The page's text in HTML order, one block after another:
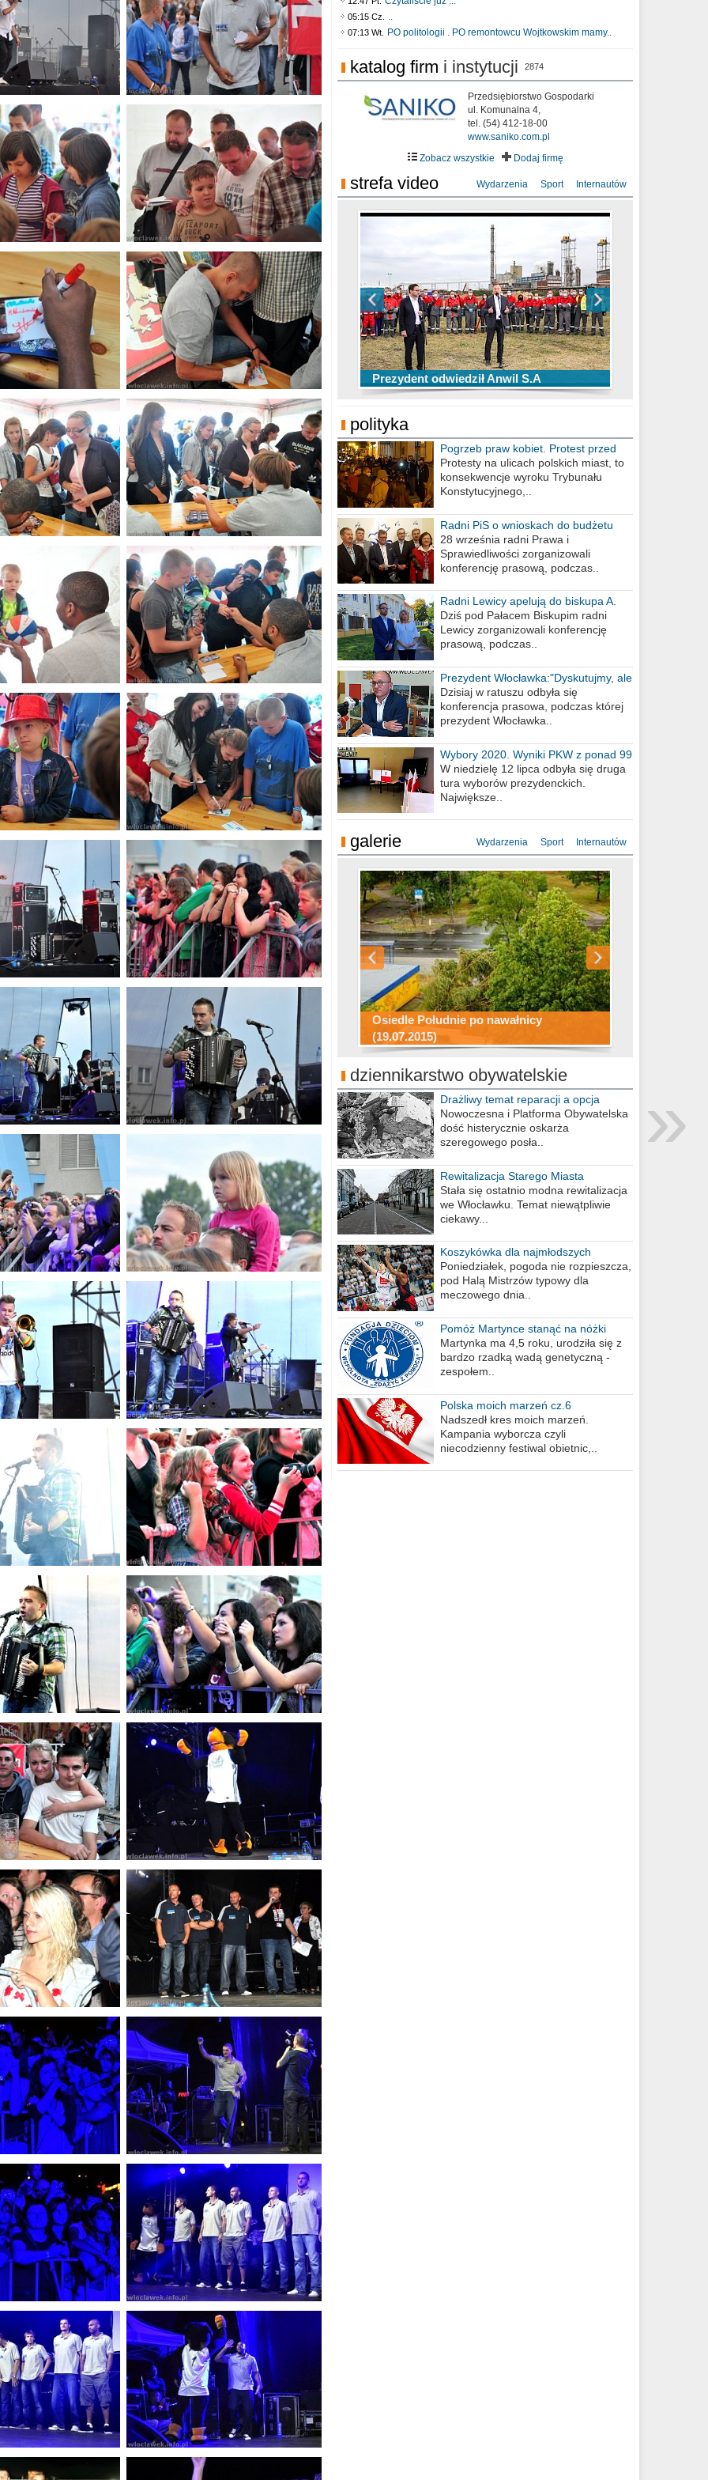
05:15 Cz. ..
07:13 Wt. PO politologii . PO remontowcu Wojtkowskim mamy..
katalog firm i instytucji 2874
Przedsiębiorstwo Gospodarki
ul. Komunalna 4,
tel. (54) 412-18-00
www.saniko.com.pl
Zobacz wszystkie
Dodaj firmę
strefa video Wydarzenia Sport Internautów
Prezydent odwiedził Anwil S.A
TOP 10 przechwytów Anwilu Włocławek
w EBL w sezonie 2019/2020
TOP 5 rzutów Anwilu Włocławek w BCL
w sezonie 2019/2020
Ni To Ponk - W oczach mamy strach
sixf33t .Last Year DRONE FOOTAGE
Włocławek
XXIII Sesja Rady Miasta Włocławek VIII
kadencji w dniu 09.06.2020 r.
polityka
Pogrzeb praw kobiet. Protest przed
biurem poselskim PiS
Protesty na ulicach polskich miast, to
konsekwencje wyroku Trybunału
Konstytucyjnego,..
Radni PiS o wnioskach do budżetu
miasta na 2021 rok
28 września radni Prawa i
Sprawiedliwości zorganizowali
konferencję prasową, podczas..
Radni Lewicy apelują do biskupa A.
Wiesława Meringa
Dziś pod Pałacem Biskupim radni
Lewicy zorganizowali konferencję
prasową, podczas..
Prezydent Włocławka:"Dyskutujmy, ale
nie obrażajmy się”
Dzisiaj w ratuszu odbyła się
konferencja prasowa, podczas której
prezydent Włocławka..
Wybory 2020. Wyniki PKW z ponad 99
procent obwodów
W niedzielę 12 lipca odbyła się druga
tura wyborów prezydenckich.
Największe..
galerie Wydarzenia Sport Internautów
Osiedle Południe po nawałnicy
(19.07.2015)
Wizytówka Włocławka
polowanie wigilijne 2014
Miasto kładzie się do snu .
Konkurs fotograficzny "Co to za
miejsca"
Ścieżka rowerowa w naszym mieście
dziennikarstwo obywatelskie
Drażliwy temat reparacji a opcja
berlińska
Nowoczesna i Platforma Obywatelska
dość histerycznie oskarża
szeregowego posła..
Rewitalizacja Starego Miasta
Stała się ostatnio modna rewitalizacja
we Włocławku. Temat niewątpliwie
ciekawy...
Koszykówka dla najmłodszych
Poniedziałek, pogoda nie rozpieszcza,
pod Halą Mistrzów typowy dla
meczowego dnia..
Pomóż Martynce stanąć na nóżki
Martynka ma 4,5 roku, urodziła się z
bardzo rzadką wadą genetyczną -
zespołem..
Polska moich marzeń cz.6
Nadszedł kres moich marzeń.
Kampania wyborcza czyli
niecodzienny festiwal obietnic,..
»